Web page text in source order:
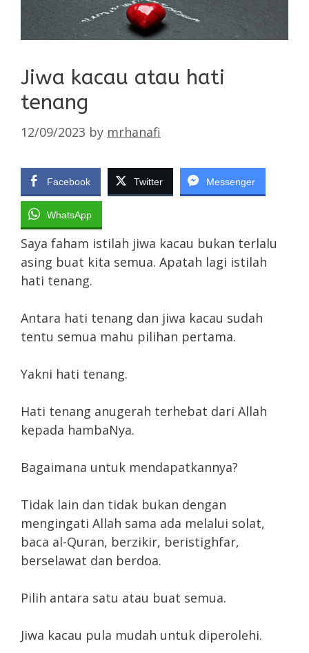
Jiwa kacau atau hati
tenang
12/09/2023 by mrhanafi
Facebook Twitter Messenger
WhatsApp
Saya faham istilah jiwa kacau bukan terlalu
asing buat kita semua. Apatah lagi istilah
hati tenang.
Antara hati tenang dan jiwa kacau sudah
tentu semua mahu pilihan pertama.
Yakni hati tenang.
Hati tenang anugerah terhebat dari Allah
kepada hambaNya.
Bagaimana untuk mendapatkannya?
Tidak lain dan tidak bukan dengan
mengingati Allah sama ada melalui solat,
baca al-Quran, berzikir, beristighfar,
berselawat dan berdoa.
Pilih antara satu atau buat semua.
Jiwa kacau pula mudah untuk diperolehi.